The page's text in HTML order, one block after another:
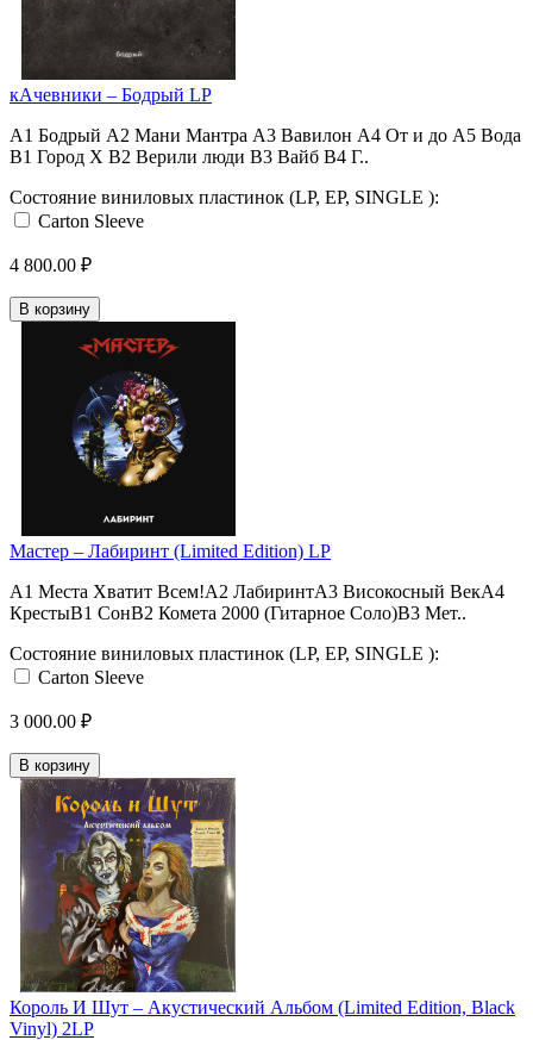
кАчевники ‎– Бодрый LP
A1 Бодрый A2 Мани Мантра A3 Вавилон A4 От и до A5 Вода
В1 Город Х В2 Верили люди В3 Вайб В4 Г..
Состояние виниловых пластинок (LP, EP, SINGLE ):
Carton Sleeve
4 800.00 ₽
В корзину
Мастер ‎– Лабиринт (Limited Edition) LP
A1 Места Хватит Всем!A2 ЛабиринтA3 Високосный ВекA4
КрестыB1 СонB2 Комета 2000 (Гитарное Соло)B3 Мет..
Состояние виниловых пластинок (LP, EP, SINGLE ):
Carton Sleeve
3 000.00 ₽
В корзину
Король И Шут ‎– Акустический Альбом (Limited Edition, Black
Vinyl) 2LP